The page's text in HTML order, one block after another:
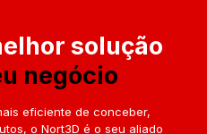
solução
negócio
eficiente de conceber,
o Nort3D é o seu aliado